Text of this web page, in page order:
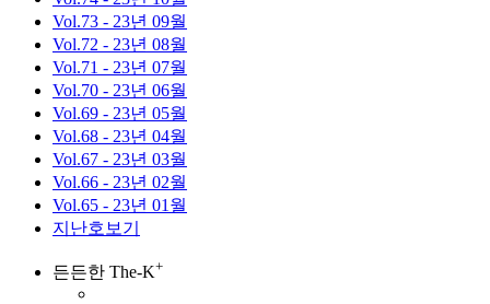
Vol.73 - 23년 09월
Vol.72 - 23년 08월
Vol.71 - 23년 07월
Vol.70 - 23년 06월
Vol.69 - 23년 05월
Vol.68 - 23년 04월
Vol.67 - 23년 03월
Vol.66 - 23년 02월
Vol.65 - 23년 01월
지난호보기
든든한 The-K+